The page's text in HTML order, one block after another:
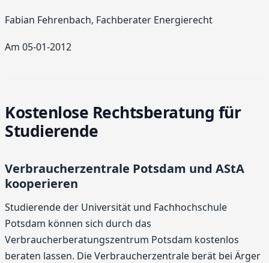
Fabian Fehrenbach, Fachberater Energierecht
Am 05-01-2012
Kostenlose Rechtsberatung für
Studierende
Verbraucherzentrale Potsdam und AStA
kooperieren
Studierende der Universität und Fachhochschule
Potsdam können sich durch das
Verbraucherberatungszentrum Potsdam kostenlos
beraten lassen. Die Verbraucherzentrale berät bei Ärger